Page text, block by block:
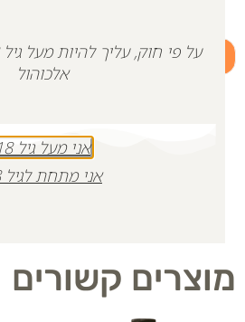
+
הוספה לסל
מוצרים קשורים
אלכוהול
אני מעל גיל 18
אני מתחת לגיל 18